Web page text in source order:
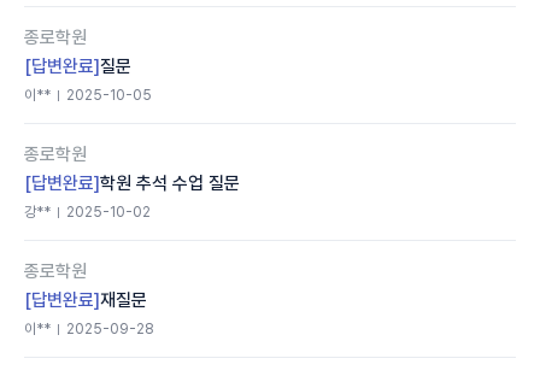
종로학원
[답변완료]질문
이** 2025-10-05
종로학원
[답변완료]학원 추석 수업 질문
강** 2025-10-02
종로학원
[답변완료]재질문
이** 2025-09-28